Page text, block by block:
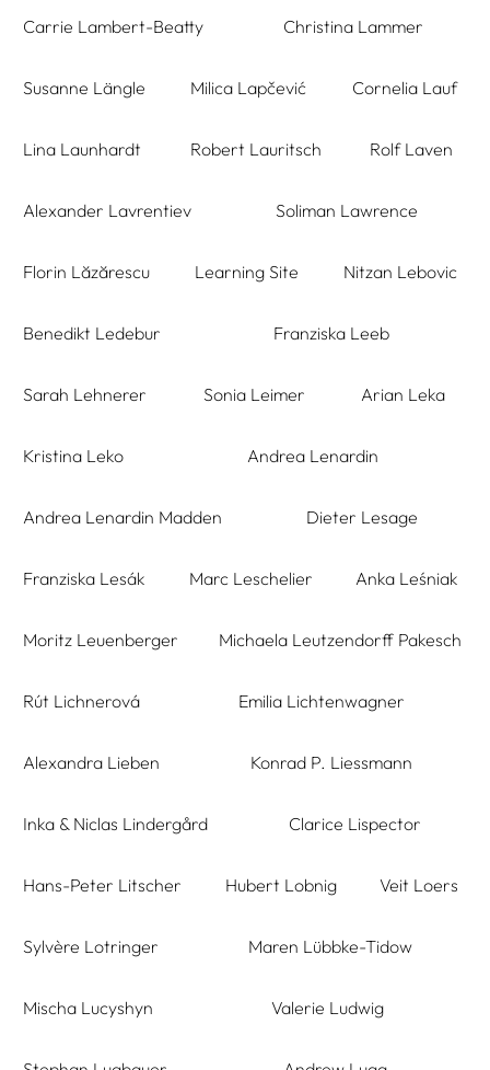
Carrie Lambert-Beatty Christina Lammer
Susanne Längle Milica Lapčević Cornelia Lauf
Lina Launhardt Robert Lauritsch Rolf Laven
Alexander Lavrentiev Soliman Lawrence
Florin Lăzărescu Learning Site Nitzan Lebovic
Benedikt Ledebur Franziska Leeb
Sarah Lehnerer Sonia Leimer Arian Leka
Kristina Leko Andrea Lenardin
Andrea Lenardin Madden Dieter Lesage
Franziska Lesák Marc Leschelier Anka Leśniak
Moritz Leuenberger Michaela Leutzendorff Pakesch
Rút Lichnerová Emilia Lichtenwagner
Alexandra Lieben Konrad P. Liessmann
Inka & Niclas Lindergård Clarice Lispector
Hans-Peter Litscher Hubert Lobnig Veit Loers
Sylvère Lotringer Maren Lübbke-Tidow
Mischa Lucyshyn Valerie Ludwig